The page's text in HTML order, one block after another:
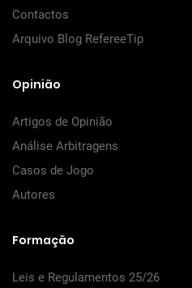
Contactos
Arquivo Blog RefereeTip
Opinião
Artigos de Opinião
Análise Arbitragens
Casos de Jogo
Autores
Formação
Leis e Regulamentos 25/26